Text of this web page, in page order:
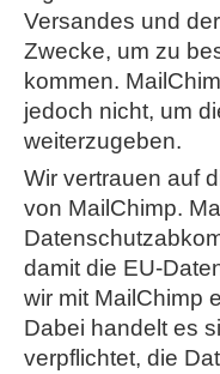
Versandes und
Zwecke, um zu
kommen.
jedoch nicht, um
weiterzugeben.
Wir vertrauen auf
von MailChimp.
damit die EU-
wir mit MailChimp
Dabei handelt es
verpflichtet, die